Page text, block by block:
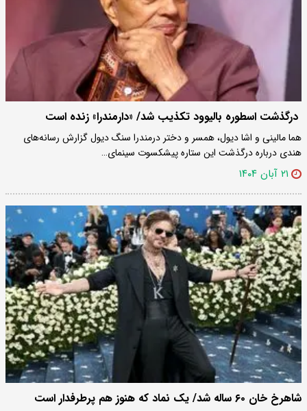
درگذشت اسطوره بالیوود تکذیب شد/ «دارمندرا» زنده است
هما مالینی و اشا دیول، همسر و دختر درمندرا سنگ دیول گزارش رسانه‌های
هندی درباره درگذشت این ستاره پیشکسوت سینمای…
۲۱ آبان ۱۴۰۴
شاهرخ خان ۶۰ ساله شد/ یک نماد که هنوز هم پرطرفدار است